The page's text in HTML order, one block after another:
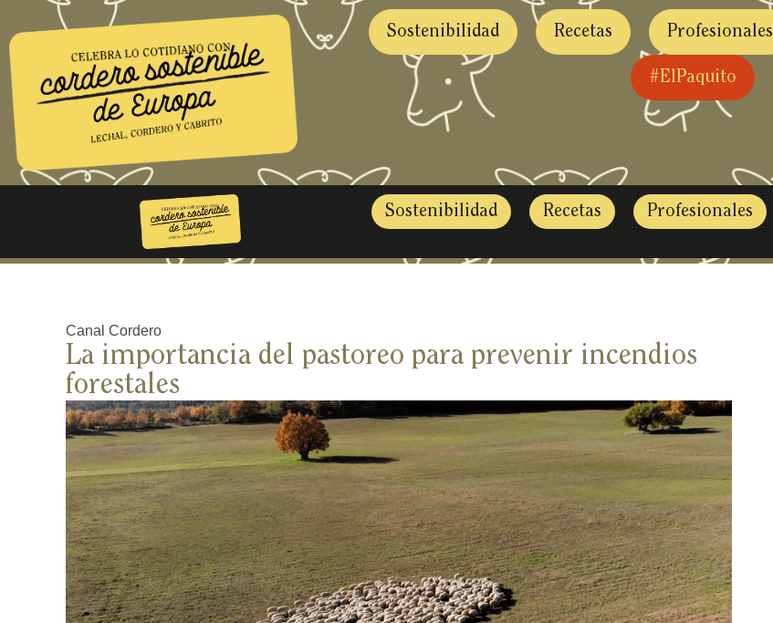
Sostenibilidad Recetas Profesionales
#ElPaquito
Sostenibilidad Recetas Profesionales
Canal Cordero
La importancia del pastoreo para prevenir incendios
forestales